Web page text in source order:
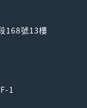
168號13樓
1